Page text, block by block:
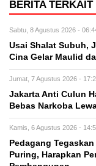
BERITA TERKAIT
Sabtu, 8 Agustus 2026 -
Usai Shalat Subuh,
Cina Gelar Maulid
Jumat, 7 Agustus 2026 -
Jakarta Anti Culun
Bebas Narkoba
Kamis, 6 Agustus 2026 -
Pedagang
Puring, Harapkan